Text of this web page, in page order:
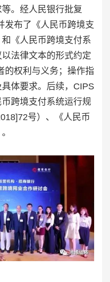
。经人民银行批复
发布了《人民币跨境支
《人民币跨境支付系
法律文本的形式约定
的权利与义务；操作指
体要求。后续，CIPS
跨境支付系统运行规
号）、《人民币